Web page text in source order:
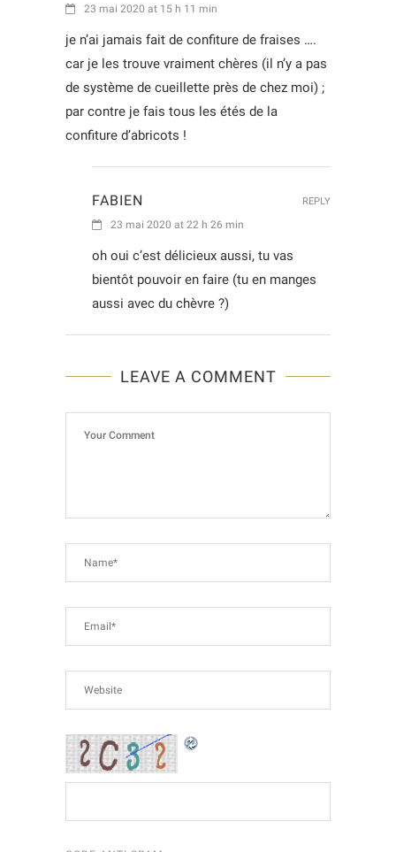
23 mai 2020 at 15 h 11 min
je n’ai jamais fait de confiture de fraises ….
car je les trouve vraiment chères (il n’y a pas
de système de cueillette près de chez moi) ;
par contre je fais tous les étés de la
confiture d’abricots !
FABIEN
23 mai 2020 at 22 h 26 min
oh oui c’est délicieux aussi, tu vas
bientôt pouvoir en faire (tu en manges
aussi avec du chèvre ?)
REPLY
LEAVE A COMMENT